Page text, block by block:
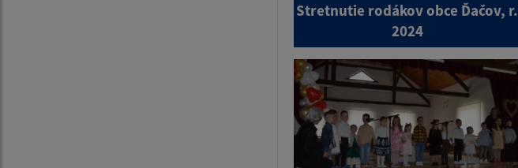
Stretnutie rodákov obce Ďačov, r.
2024